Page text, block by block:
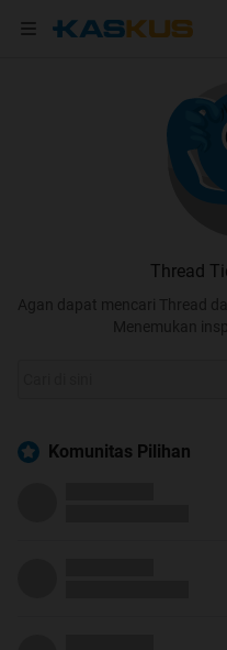
Thread
Agan dapat mencari Thread
Menemukan
Komunitas Pilihan